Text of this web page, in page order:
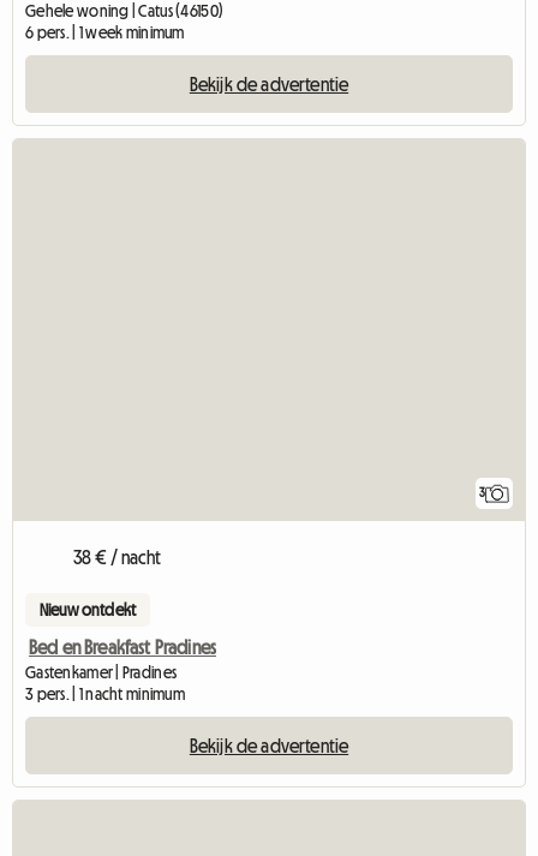
Gehele woning | Catus (46150)
6 pers. | 1 week minimum
Bekijk de advertentie
3
38 € / nacht
Nieuw ontdekt
Bed en Breakfast Pradines
Gastenkamer | Pradines
3 pers. | 1 nacht minimum
Bekijk de advertentie